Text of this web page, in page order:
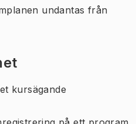
undantas från
kursägande